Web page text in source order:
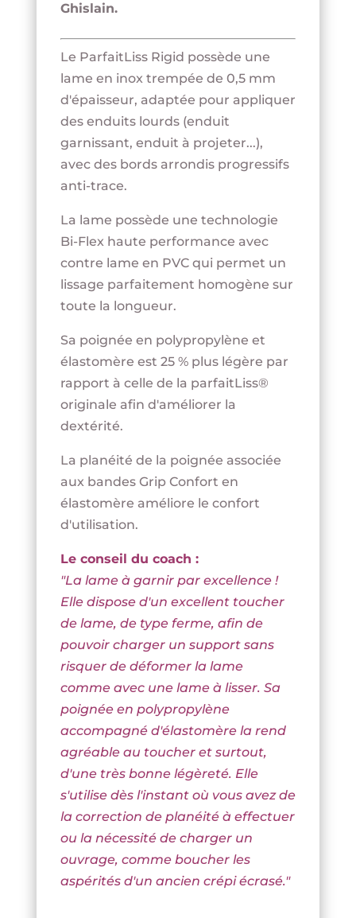
Ghislain.
Le ParfaitLiss Rigid possède une
lame en inox trempée de 0,5 mm
d'épaisseur, adaptée pour appliquer
des enduits lourds (enduit
garnissant, enduit à projeter...),
avec des bords arrondis progressifs
anti-trace.
La lame possède une technologie
Bi-Flex haute performance avec
contre lame en PVC qui permet un
lissage parfaitement homogène sur
toute la longueur.
Sa poignée en polypropylène et
élastomère est 25 % plus légère par
rapport à celle de la parfaitLiss®
originale afin d'améliorer la
dextérité.
La planéité de la poignée associée
aux bandes Grip Confort en
élastomère améliore le confort
d'utilisation.
Le conseil du coach :
"La lame à garnir par excellence !
Elle dispose d'un excellent toucher
de lame, de type ferme, afin de
pouvoir charger un support sans
risquer de déformer la lame
comme avec une lame à lisser. Sa
poignée en polypropylène
accompagné d'élastomère la rend
agréable au toucher et surtout,
d'une très bonne légèreté. Elle
s'utilise dès l'instant où vous avez de
la correction de planéité à effectuer
ou la nécessité de charger un
ouvrage, comme boucher les
aspérités d'un ancien crépi écrasé."